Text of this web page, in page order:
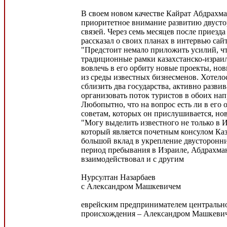
В своем новом качестве Кайрат
приоритетное внимание развитию
связей. Через семь месяцев после
рассказал о своих планах в интервью
"Предстоит немало приложить усилий,
традиционные рамки казахстанско-
вовлечь в его орбиту новые проекты,
из среды известных бизнесменов.
сблизить два государства, активно
организовать поток туристов в обоих
Любопытно, что на вопрос есть ли в его
советам, которых он прислушивается,
"Могу выделить известного не только в
который является почетным консулом
большой вклад в укрепление
период пребывания в Израиле,
взаимодействовал и с другим
Нурсултан Назарбаев
с Александром Машкевичем
еврейским предпринимателем
происхождения – Александром